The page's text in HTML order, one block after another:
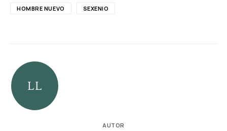
HOMBRE NUEVO SEXENIO
AUTOR